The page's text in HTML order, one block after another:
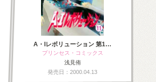
A・Iレボリューション 第1…
プリンセス・コミックス
浅見侑
発売日：2000.04.13